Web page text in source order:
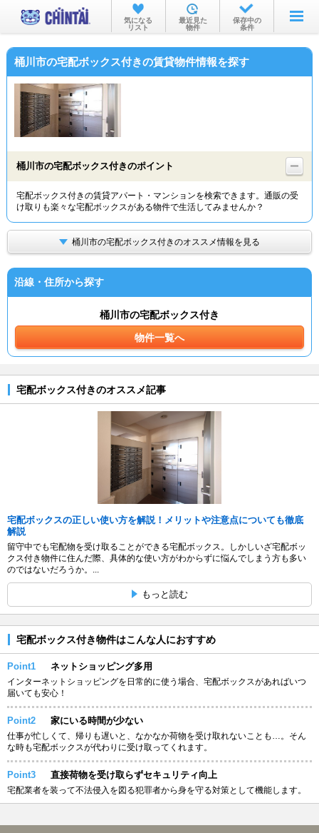
お部屋を探す
沿線・駅から
物件特集から
TOP
気になる
リスト
最近見た
物件
保存中の
条件
桶川市の宅配ボックス付きの賃貸物件情報を探す
桶川市の宅配ボックス付きのポイント
宅配ボックス付きの賃貸アパート・マンションを検索できます。通販の受
け取りも楽々な宅配ボックスがある物件で生活してみませんか？
桶川市の宅配ボックス付きのオススメ情報を見る
沿線・住所から探す
桶川市の宅配ボックス付き
物件一覧へ
宅配ボックス付きのオススメ記事
宅配ボックスの正しい使い方を解説！メリットや注意点についても徹底
解説
留守中でも宅配物を受け取ることができる宅配ボックス。しかしいざ宅配ボッ
クス付き物件に住んだ際、具体的な使い方がわからずに悩んでしまう方も多い
のではないだろうか。...
もっと読む
宅配ボックス付き物件はこんな人におすすめ
Point1 ネットショッピング多用
インターネットショッピングを日常的に使う場合、宅配ボックスがあればいつ
届いても安心！
Point2 家にいる時間が少ない
仕事が忙しくて、帰りも遅いと、なかなか荷物を受け取れないことも…。そん
な時も宅配ボックスが代わりに受け取ってくれます。
Point3 直接荷物を受け取らずセキュリティ向上
宅配業者を装って不法侵入を図る犯罪者から身を守る対策として機能します。